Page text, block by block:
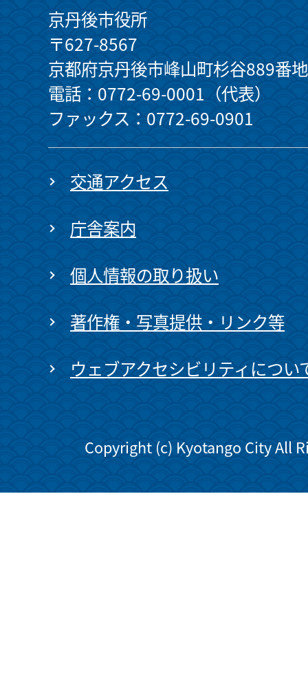
京丹後市役所
〒627-8567
京都府京丹後市峰山町杉谷889番地
電話：0772-69-0001（代表）
ファックス：0772-69-0901
交通アクセス
庁舎案内
個人情報の取り扱い
著作権・写真提供・リンク等
ウェブアクセシビリティについ
Copyright (c) Kyotango City All